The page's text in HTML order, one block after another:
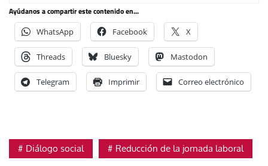
Ayúdanos a compartir este contenido en...
WhatsApp Facebook X
Threads Bluesky Mastodon
Telegram Imprimir Correo electrónico
Diálogo social Reducción de la jornada laboral